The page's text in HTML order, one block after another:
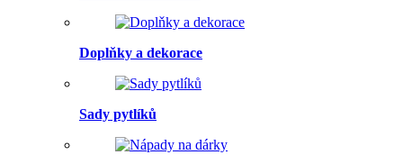
Doplňky a dekorace
Sady pytlíků